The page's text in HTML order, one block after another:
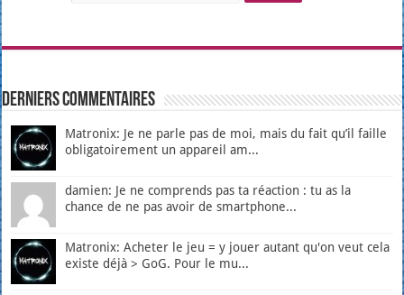
Derniers Commentaires
Matronix: Je ne parle pas de moi, mais du fait qu’il faille
obligatoirement un appareil am...
damien: Je ne comprends pas ta réaction : tu as la
chance de ne pas avoir de smartphone...
Matronix: Acheter le jeu = y jouer autant qu'on veut cela
existe déjà > GoG. Pour le mu...